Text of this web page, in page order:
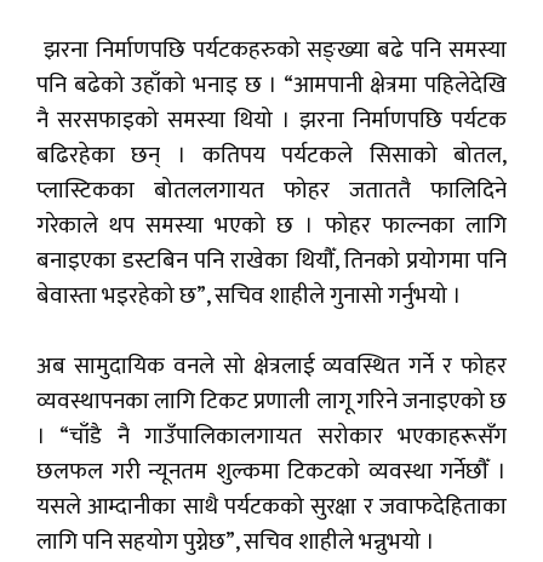
झरना निर्माणपछि पर्यटकहरुको सङ्ख्या बढे पनि समस्या
पनि बढेको उहाँको भनाइ छ । “आमपानी क्षेत्रमा पहिलेदेखि
नै सरसफाइको समस्या थियो । झरना निर्माणपछि पर्यटक
बढिरहेका छन् । कतिपय पर्यटकले सिसाको बोतल,
प्लास्टिकका बोतललगायत फोहर जताततै फालिदिने
गरेकाले थप समस्या भएको छ । फोहर फाल्नका लागि
बनाइएका डस्टबिन पनि राखेका थियौँ, तिनको प्रयोगमा पनि
बेवास्ता भइरहेको छ”, सचिव शाहीले गुनासो गर्नुभयो ।
अब सामुदायिक वनले सो क्षेत्रलाई व्यवस्थित गर्ने र फोहर
व्यवस्थापनका लागि टिकट प्रणाली लागू गरिने जनाइएको छ
। “चाँडै नै गाउँपालिकालगायत सरोकार भएकाहरूसँग
छलफल गरी न्यूनतम शुल्कमा टिकटको व्यवस्था गर्नेछौँ ।
यसले आम्दानीका साथै पर्यटकको सुरक्षा र जवाफदेहिताका
लागि पनि सहयोग पुग्नेछ”, सचिव शाहीले भन्नुभयो ।